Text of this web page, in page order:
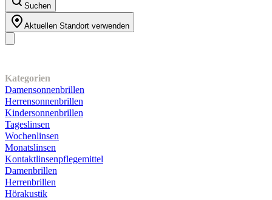
Suchen
Aktuellen Standort verwenden
Kategorien
Damensonnenbrillen
Herrensonnenbrillen
Kindersonnenbrillen
Tageslinsen
Wochenlinsen
Monatslinsen
Kontaktlinsenpflegemittel
Damenbrillen
Herrenbrillen
Hörakustik